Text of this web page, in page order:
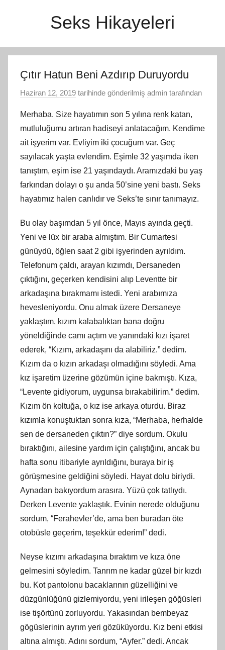
Seks Hikayeleri
Çıtır Hatun Beni Azdırıp Duruyordu
Haziran 12, 2019 tarihinde gönderilmiş admin tarafından
Merhaba. Size hayatımın son 5 yılına renk katan,
mutluluğumu artıran hadiseyi anlatacağım. Kendime
ait işyerim var. Evliyim iki çocuğum var. Geç
sayılacak yaşta evlendim. Eşimle 32 yaşımda iken
tanıştım, eşim ise 21 yaşındaydı. Aramızdaki bu yaş
farkından dolayı o şu anda 50’sine yeni bastı. Seks
hayatımız halen canlıdır ve Seks’te sınır tanımayız.
Bu olay başımdan 5 yıl önce, Mayıs ayında geçti.
Yeni ve lüx bir araba almıştım. Bir Cumartesi
günüydü, öğlen saat 2 gibi işyerinden ayrıldım.
Telefonum çaldı, arayan kızımdı, Dersaneden
çıktığını, geçerken kendisini alıp Leventte bir
arkadaşına bırakmamı istedi. Yeni arabımıza
hevesleniyordu. Onu almak üzere Dersaneye
yaklaştım, kızım kalabalıktan bana doğru
yöneldiğinde camı açtım ve yanındaki kızı işaret
ederek, “Kızım, arkadaşını da alabiliriz.” dedim.
Kızım da o kızın arkadaşı olmadığını söyledi. Ama
kız işaretim üzerine gözümün içine bakmıştı. Kıza,
“Levente gidiyorum, uygunsa bırakabilirim.” dedim.
Kızım ön koltuğa, o kız ise arkaya oturdu. Biraz
kızımla konuştuktan sonra kıza, “Merhaba, herhalde
sen de dersaneden çıktın?” diye sordum. Okulu
bıraktığını, ailesine yardım için çalıştığını, ancak bu
hafta sonu itibariyle ayrıldığını, buraya bir iş
görüşmesine geldiğini söyledi. Hayat dolu biriydi.
Aynadan bakıyordum arasıra. Yüzü çok tatlıydı.
Derken Levente yaklaştık. Evinin nerede olduğunu
sordum, “Ferahevler’de, ama ben buradan öte
otobüsle geçerim, teşekkür ederim!” dedi.
Neyse kızımı arkadaşına bıraktım ve kıza öne
gelmesini söyledim. Tanrım ne kadar güzel bir kızdı
bu. Kot pantolonu bacaklarının güzelliğini ve
düzgünlüğünü gizlemiyordu, yeni irileşen göğüsleri
ise tişörtünü zorluyordu. Yakasından bembeyaz
gögüslerinin ayrım yeri gözüküyordu. Kız beni etkisi
altına almıştı. Adını sordum, “Ayfer.” dedi. Ancak